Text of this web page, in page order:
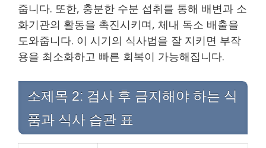
줍니다. 또한, 충분한 수분 섭취를 통해 배변과 소
화기관의 활동을 촉진시키며, 체내 독소 배출을
도와줍니다. 이 시기의 식사법을 잘 지키면 부작
용을 최소화하고 빠른 회복이 가능해집니다.
소제목 2: 검사 후 금지해야 하는 식
품과 식사 습관 표